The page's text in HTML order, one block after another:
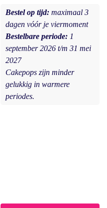
Bestel op tijd: maximaal 3
dagen vóór je viermoment
Bestelbare periode: 1
september 2026 t/m 31 mei
2027
Cakepops zijn minder
gelukkig in warmere
periodes.